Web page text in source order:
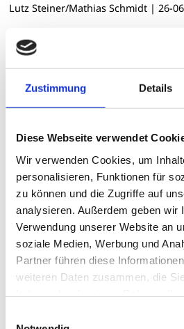
Zustimmung Details
Diese Webseite verwendet
Wir verwenden Cookies, um
personalisieren, Funktionen für
zu können und die Zugriffe auf
analysieren. Außerdem geben wir
Verwendung unserer Website an
soziale Medien, Werbung und
Partner führen diese
weiteren Daten zusammen, die
Lutz Steiner/Mathias Schmidt | 26-
DISTRIKT 1820